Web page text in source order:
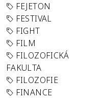
FEJETON
FESTIVAL
FIGHT
FILM
FILOZOFICKÁ
FAKULTA
FILOZOFIE
FINANCE